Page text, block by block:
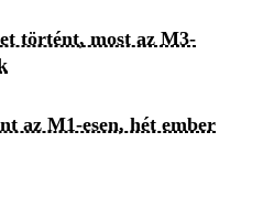
történt, most az M3-
az M1-esen, hét ember